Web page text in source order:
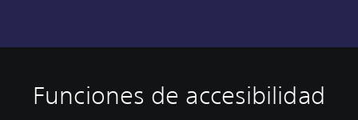
Funciones de accesibilidad
A
l
A
u
S
u
S
e
R
e